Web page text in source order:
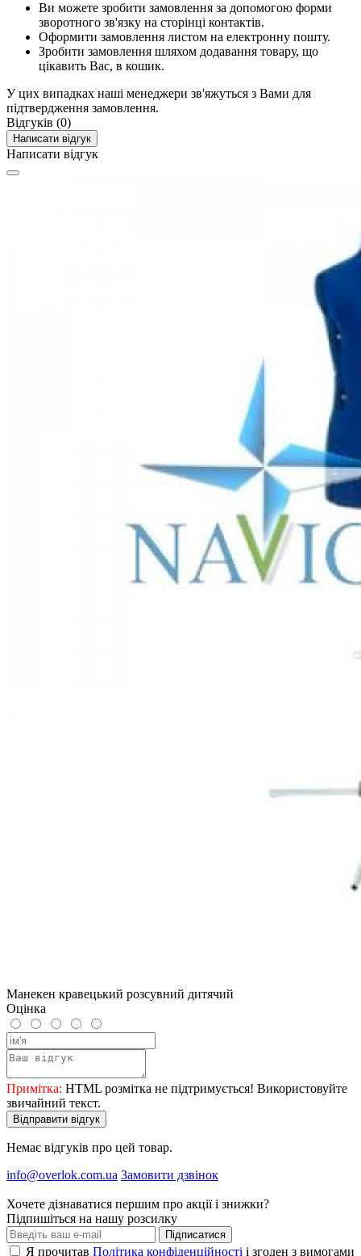
Ви можете зробити замовлення за допомогою форми
зворотного зв'язку на сторінці контактів.
Оформити замовлення листом на електронну пошту.
Зробити замовлення шляхом додавання товару, що
цікавить Вас, в кошик.
У цих випадках наші менеджери зв'яжуться з Вами для
підтвердження замовлення.
Відгуків (0)
Написати відгук
Написати відгук
Манекен кравецький розсувний дитячий
Оцінка
Примітка: HTML розмітка не підтримується! Використовуйте
звичайний текст.
Відправити відгук
Немає відгуків про цей товар.
info@overlok.com.ua Замовити дзвінок
Хочете дізнаватися першим про акції і знижки?
Підпишіться на нашу розсилку
Підписатися
Я прочитав Політика конфіденційності і згоден з вимогами